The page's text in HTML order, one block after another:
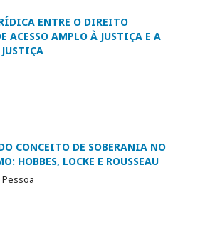
ENTRE O DIREITO
ACESSO AMPLO À JUSTIÇA E A
CONCEITO DE SOBERANIA NO
HOBBES, LOCKE E ROUSSEAU